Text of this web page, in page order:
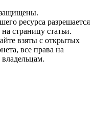
ресурса разрешается
страницу статьи.
взяты с открытых
все права на